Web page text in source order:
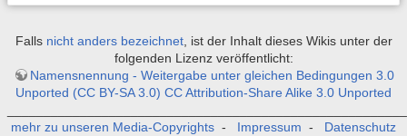
Falls nicht anders bezeichnet, ist der Inhalt dieses Wikis unter der
folgenden Lizenz veröffentlicht:
Namensnennung - Weitergabe unter gleichen Bedingungen 3.0
Unported (CC BY-SA 3.0) CC Attribution-Share Alike 3.0 Unported
mehr zu unseren Media-Copyrights - Impressum - Datenschutz